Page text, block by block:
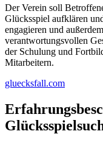
Der Verein soll
Glücksspiel aufklären
engagieren und
verantwortungsvollen
der Schulung und
Mitarbeitern.
gluecksfall.com